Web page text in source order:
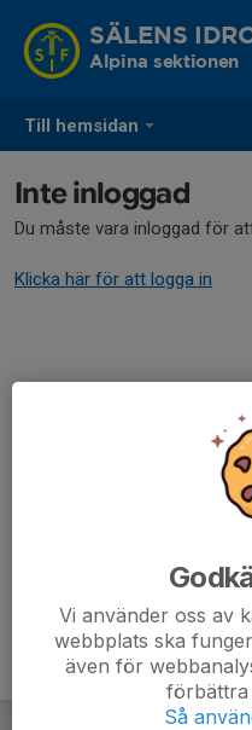
Till hemsidan
SÄLENS
Alpina sektionen
Inte inloggad
Du måste vara inloggad för
Klicka här för att logga in
Vi använder oss av
webbplats ska
även för
förbättra
Så